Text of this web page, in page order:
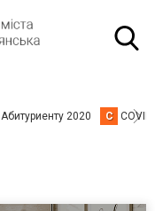
Абитуриенту 2020 C